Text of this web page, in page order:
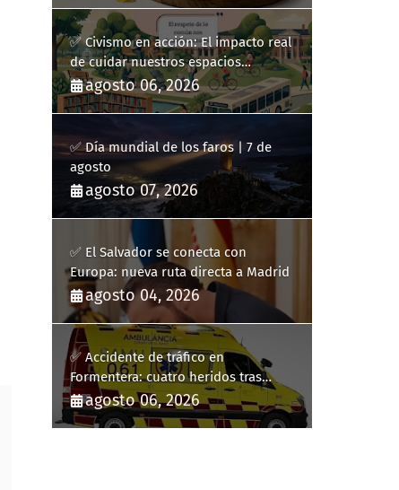
✅ Civismo en acción: El impacto real
de cuidar nuestros espacios
públicos
agosto 06, 2026
✅ Día mundial de los faros | 7 de
agosto
agosto 07, 2026
✅ El Salvador se conecta con
Europa: nueva ruta directa a Madrid
agosto 04, 2026
✅ Accidente de tráfico en
Formentera: cuatro heridos tras
volcar un turismo en la PM-820-2
agosto 06, 2026